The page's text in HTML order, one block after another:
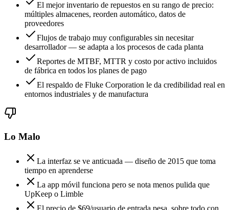
El mejor inventario de repuestos en su rango de precio:
múltiples almacenes, reorden automático, datos de
proveedores
Flujos de trabajo muy configurables sin necesitar
desarrollador — se adapta a los procesos de cada planta
Reportes de MTBF, MTTR y costo por activo incluidos
de fábrica en todos los planes de pago
El respaldo de Fluke Corporation le da credibilidad real en
entornos industriales y de manufactura
Lo Malo
La interfaz se ve anticuada — diseño de 2015 que toma
tiempo en aprenderse
La app móvil funciona pero se nota menos pulida que
UpKeep o Limble